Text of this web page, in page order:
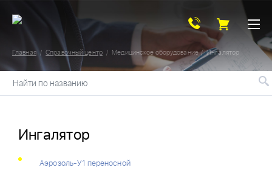
Главная Справочный центр Медицинское оборудование Ингалятор
Найти по названию
Ингалятор
Аэрозоль-У1 переносной